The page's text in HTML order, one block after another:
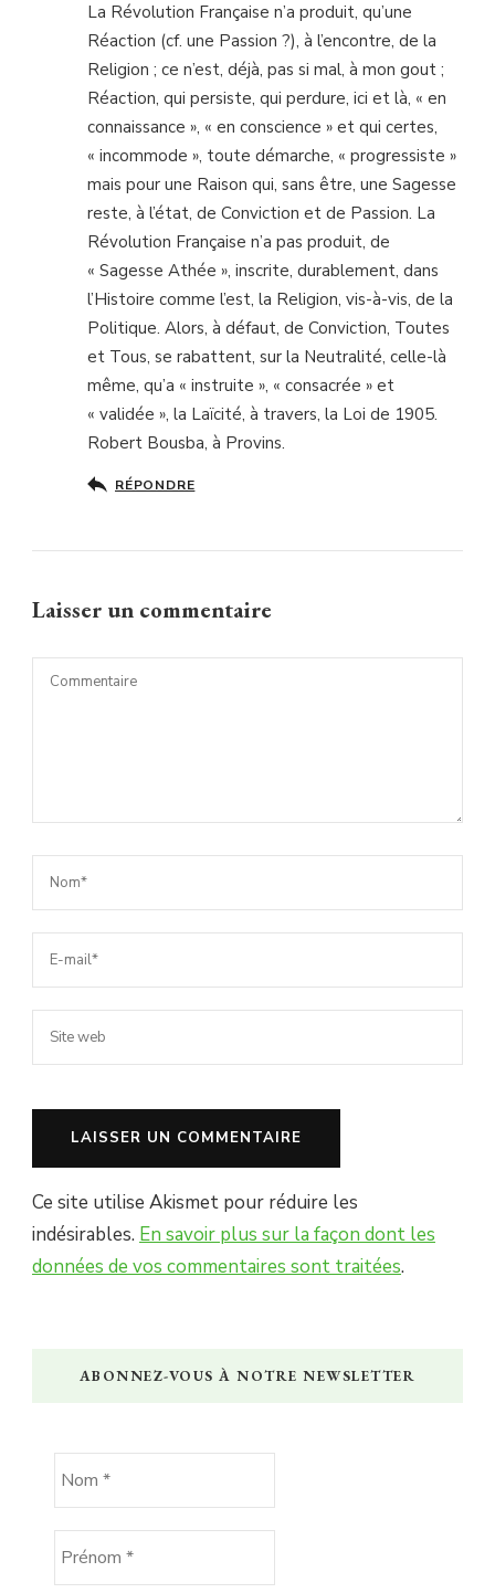
La Révolution Française n’a produit, qu’une
Réaction (cf. une Passion ?), à l’encontre, de la
Religion ; ce n’est, déjà, pas si mal, à mon gout ;
Réaction, qui persiste, qui perdure, ici et là, « en
connaissance », « en conscience » et qui certes,
« incommode », toute démarche, « progressiste »
mais pour une Raison qui, sans être, une Sagesse
reste, à l’état, de Conviction et de Passion. La
Révolution Française n’a pas produit, de
« Sagesse Athée », inscrite, durablement, dans
l’Histoire comme l’est, la Religion, vis-à-vis, de la
Politique. Alors, à défaut, de Conviction, Toutes
et Tous, se rabattent, sur la Neutralité, celle-là
même, qu’a « instruite », « consacrée » et
« validée », la Laïcité, à travers, la Loi de 1905.
Robert Bousba, à Provins.
RÉPONDRE
Laisser un commentaire
Ce site utilise Akismet pour réduire les
indésirables. En savoir plus sur la façon dont les
données de vos commentaires sont traitées.
ABONNEZ-VOUS À NOTRE NEWSLETTER